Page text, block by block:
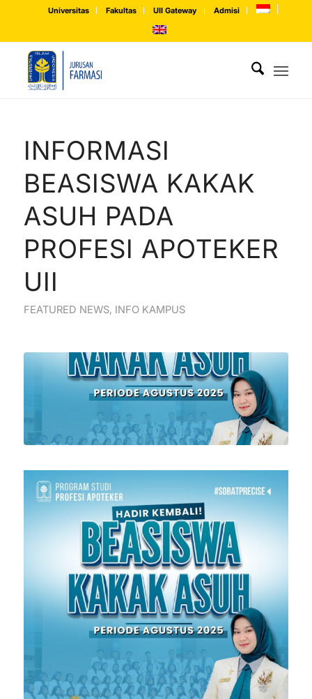
Universitas Fakultas UII Gateway Admisi
INFORMASI
BEASISWA KAKAK
ASUH PADA
PROFESI APOTEKER
UII
FEATURED NEWS, INFO KAMPUS